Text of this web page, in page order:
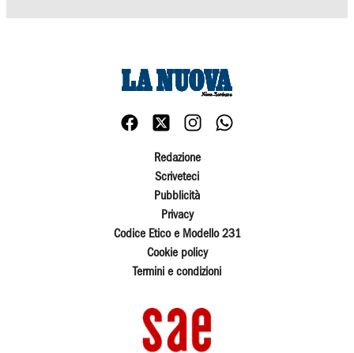
Redazione
Scriveteci
Pubblicità
Privacy
Codice Etico e Modello 231
Cookie policy
Termini e condizioni